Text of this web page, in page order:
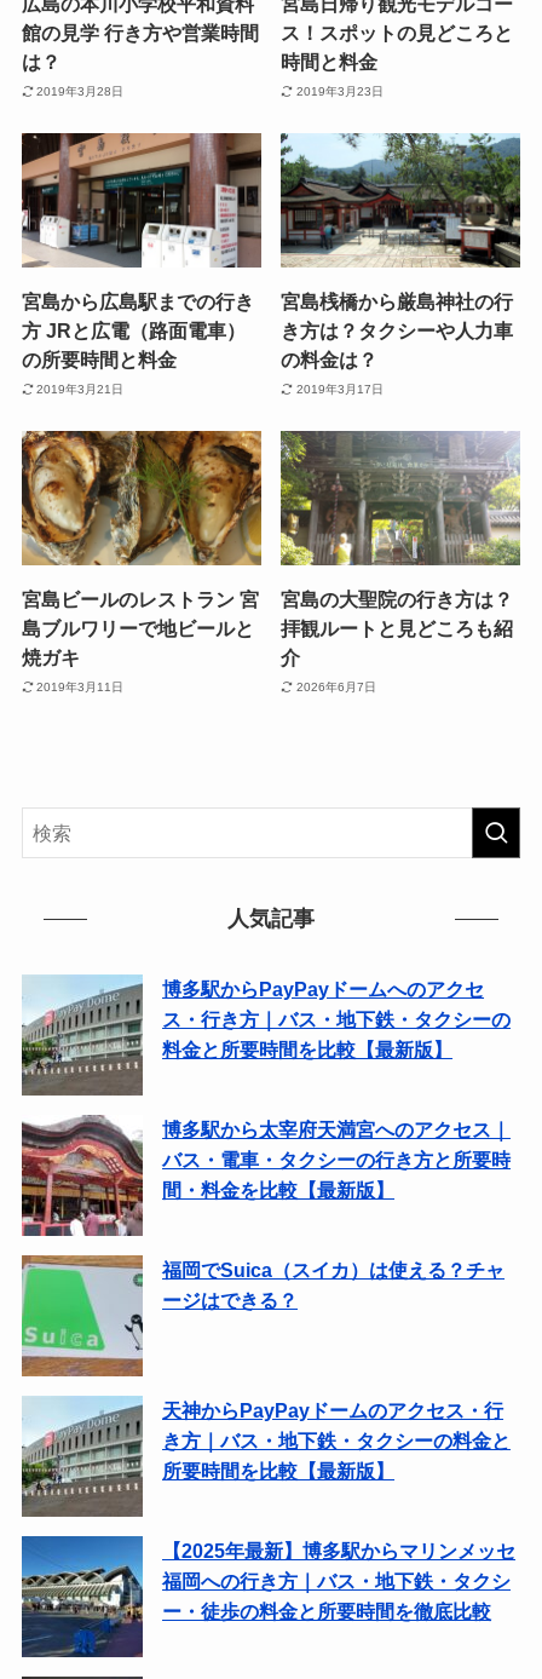
館の見学 行き方や営業時間
は？
2019年3月28日
ス！スポットの見どころと
時間と料金
2019年3月23日
宮島から広島駅までの行き
方 JRと広電（路面電車）
の所要時間と料金
2019年3月21日
宮島桟橋から厳島神社の行
き方は？タクシーや人力車
の料金は？
2019年3月17日
宮島ビールのレストラン 宮
島ブルワリーで地ビールと
焼ガキ
2019年3月11日
宮島の大聖院の行き方は？
拝観ルートと見どころも紹
介
2026年6月7日
人気記事
博多駅からPayPayドームへのアクセ
ス・行き方｜バス・地下鉄・タクシーの
料金と所要時間を比較【最新版】
博多駅から太宰府天満宮へのアクセス｜
バス・電車・タクシーの行き方と所要時
間・料金を比較【最新版】
福岡でSuica（スイカ）は使える？チャ
ージはできる？
天神からPayPayドームのアクセス・行
き方｜バス・地下鉄・タクシーの料金と
所要時間を比較【最新版】
【2025年最新】博多駅からマリンメッセ
福岡への行き方｜バス・地下鉄・タクシ
ー・徒歩の料金と所要時間を徹底比較